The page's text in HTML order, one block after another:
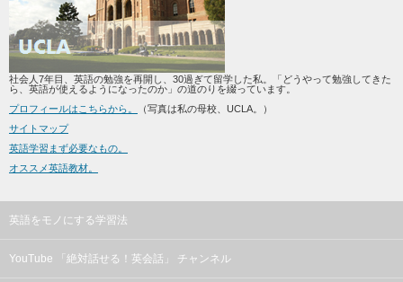
社会人7年目、英語の勉強を再開し、30過ぎて留学した私。「どうやって勉強してきた
ら、英語が使えるようになったのか」の道のりを綴っています。
プロフィールはこちらから。
（写真は私の母校、UCLA。）
サイトマップ
英語学習まず必要なもの。
オススメ英語教材。
英語をモノにする学習法
YouTube 「絶対話せる！英会話」 チャンネル